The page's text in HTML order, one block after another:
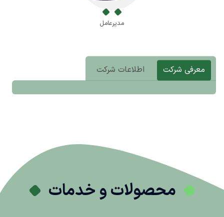
مدیرعامل
معرفی شرکت اطلاعات شرکت
محصولات و خدمات